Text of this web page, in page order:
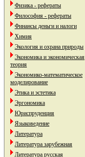
Физика - рефераты
Философия - рефераты
Финансы деньги и налоги
Химия
Экология и охрана природы
Экономика и экономическая
теория
Экономико-математическое
моделирование
Этика и эстетика
Эргономика
Юриспруденция
Языковедение
Литература
Литература зарубежная
Литература русская